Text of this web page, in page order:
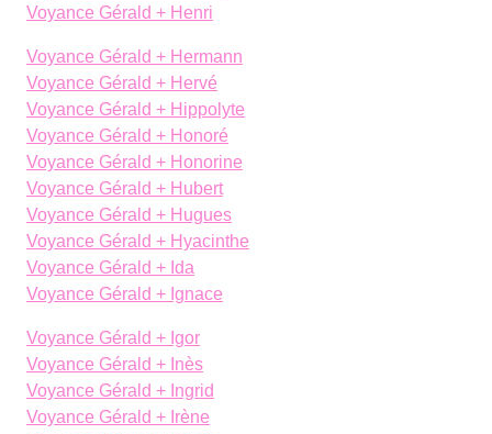
Voyance Gérald + Henri
Voyance Gérald + Hermann
Voyance Gérald + Hervé
Voyance Gérald + Hippolyte
Voyance Gérald + Honoré
Voyance Gérald + Honorine
Voyance Gérald + Hubert
Voyance Gérald + Hugues
Voyance Gérald + Hyacinthe
Voyance Gérald + Ida
Voyance Gérald + Ignace
Voyance Gérald + Igor
Voyance Gérald + Inès
Voyance Gérald + Ingrid
Voyance Gérald + Irène